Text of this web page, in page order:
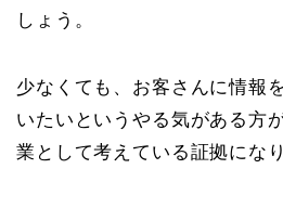
しょう。
少なくても、お客さんに情報
いたいというやる気がある方
業として考えている証拠にな